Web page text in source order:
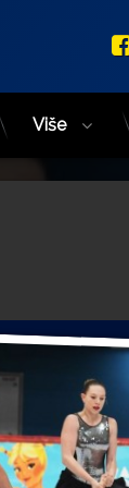
Više